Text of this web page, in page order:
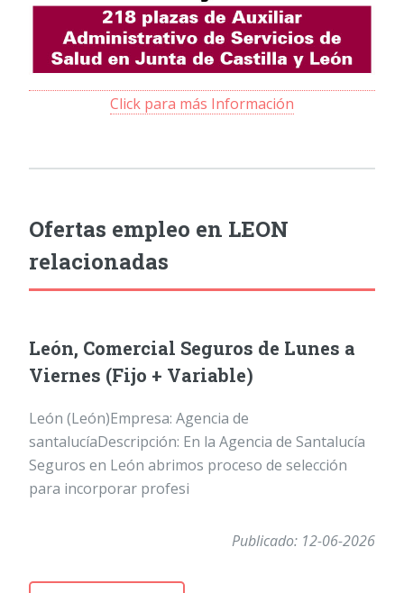
Click para más Información
Ofertas empleo en LEON
relacionadas
León, Comercial Seguros de Lunes a
Viernes (Fijo + Variable)
León (León)Empresa: Agencia de
santalucíaDescripción: En la Agencia de Santalucía
Seguros en León abrimos proceso de selección
para incorporar profesi
Publicado: 12-06-2026